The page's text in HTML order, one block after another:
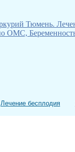
Лечение бесплодия